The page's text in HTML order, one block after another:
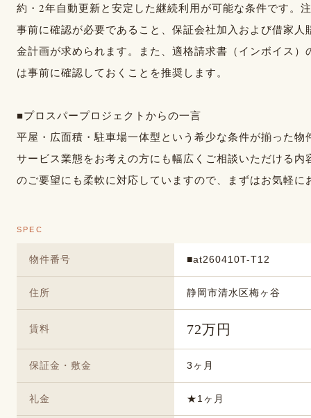
約・2年自動更新と安定した継続利用が可能な条件です。
事前に確認が必要であること、保証会社加入および借家
金計画が求められます。また、適格請求書（インボイス
は事前に確認しておくことを推奨します。
■プロスパープロジェクトからの一言
平屋・広面積・駐車場一体型という希少な条件が揃った
サービス業態をお考えの方にも幅広くご相談いただける
のご要望にも柔軟に対応していますので、まずはお気軽に
SPEC
物件番号 ■at260410T-T12
住所 静岡市清水区梅ヶ谷
賃料 72万円
保証金・敷金 3ヶ月
礼金 ★1ヶ月